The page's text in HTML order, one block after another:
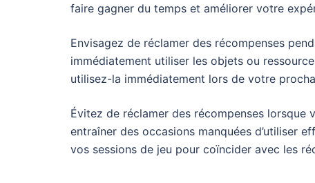
faire gagner du temps et améliorer votre
Envisagez de réclamer des récompenses
immédiatement utiliser les objets ou
utilisez-la immédiatement lors de votre
Évitez de réclamer des récompenses
entraîner des occasions manquées d’utiliser
vos sessions de jeu pour coïncider avec les